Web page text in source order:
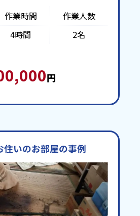
作業時間
作業人数
4時間 2名
円
住いのお部屋の事例